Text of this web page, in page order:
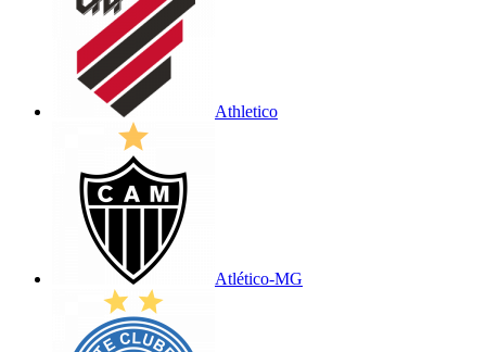
Athletico
Atlético-MG